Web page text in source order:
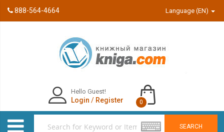
888-564-4664 Language (EN)
SEARCH
Hello Guest!
Login / Register 0